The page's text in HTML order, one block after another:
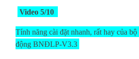
Video 5/10
Tính năng cài đặt nhanh, rất hay của bộ
động BNĐLP-V3.3